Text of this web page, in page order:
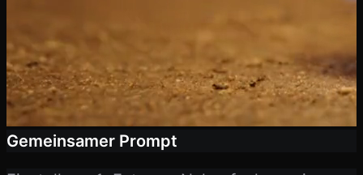
Gemeinsamer Prompt